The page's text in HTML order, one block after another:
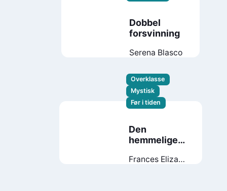
Dobbel
forsvinning
Serena Blasco
Overklasse
Mystisk
Før i tiden
Den
hemmelige
Frances Eliza